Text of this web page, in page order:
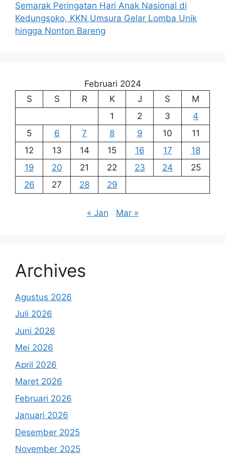
Semarak Peringatan Hari Anak Nasional di
Kedungsoko, KKN Umsura Gelar Lomba Unik
hingga Nonton Bareng
Februari 2024
S
S R K J S
M
1
2 3
4
5
6 7 8 9 10
11
12
13 14 15 16 17
18
19
20 21 22 23 24
25
26
27 28 29
« Jan Mar »
Archives
Agustus 2026
Juli 2026
Juni 2026
Mei 2026
April 2026
Maret 2026
Februari 2026
Januari 2026
Desember 2025
November 2025